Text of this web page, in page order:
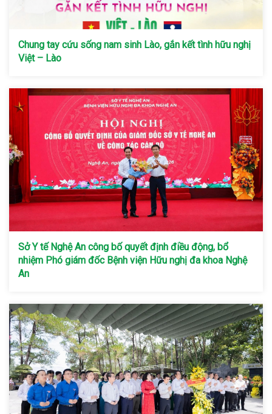
Chung tay cứu sống nam sinh Lào, gắn kết tình hữu nghị
Việt – Lào
Sở Y tế Nghệ An công bố quyết định điều động, bổ
nhiệm Phó giám đốc Bệnh viện Hữu nghị đa khoa Nghệ
An